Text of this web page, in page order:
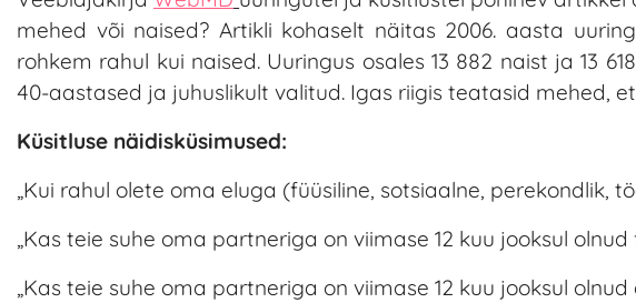
mehed või naised? Artikli kohaselt näitas 2006. aasta
rohkem rahul kui naised. Uuringus osales 13 882 naist ja 13
40-aastased ja juhuslikult valitud. Igas riigis teatasid mehed,
Küsitluse näidisküsimused:
„Kui rahul olete oma eluga (füüsiline, sotsiaalne, perekondlik,
„Kas teie suhe oma partneriga on viimase 12 kuu jooksul olnud
„Kas teie suhe oma partneriga on viimase 12 kuu jooksul